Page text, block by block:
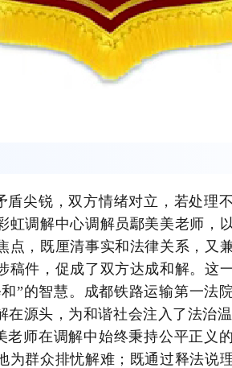
盾尖锐，双方情绪对立，若处理
虹调解中心调解员鄢美美老师，
点，既厘清事实和法律关系，又
稿件，促成了双方达成和解。这
”的智慧。成都铁路运输第一法
源头，为和谐社会注入了法治温
老师在调解中始终秉持公平正义
为群众排忧解难；既通过释法说